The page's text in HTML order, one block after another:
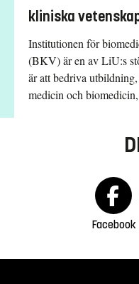
kliniska
Institutionen för
(BKV) är en av LiU:s
är att bedriva
medicin och
Facebook